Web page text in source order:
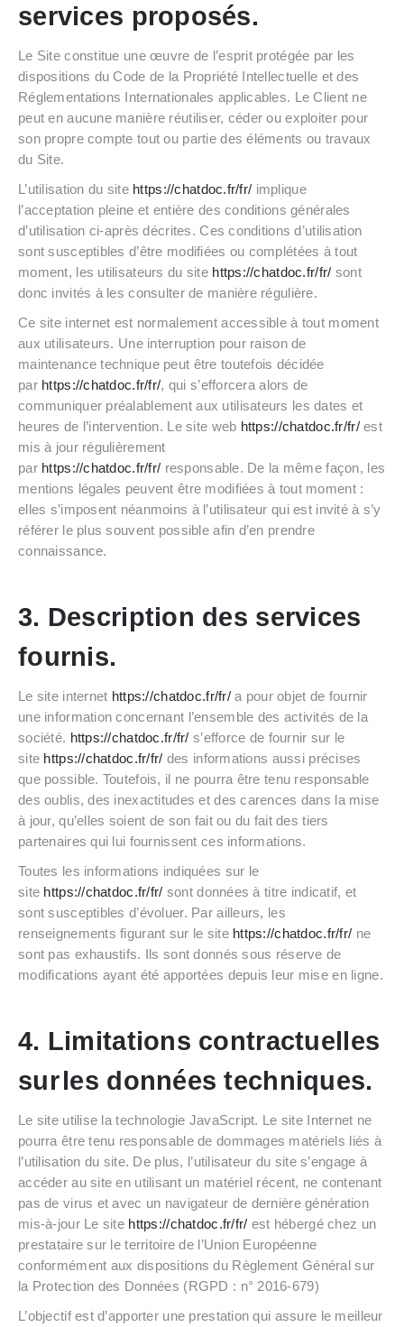
services proposés.
Le Site constitue une œuvre de l’esprit protégée par les
dispositions du Code de la Propriété Intellectuelle et des
Réglementations Internationales applicables. Le Client ne
peut en aucune manière réutiliser, céder ou exploiter pour
son propre compte tout ou partie des éléments ou travaux
du Site.
L’utilisation du site https://chatdoc.fr/fr/ implique
l’acceptation pleine et entière des conditions générales
d’utilisation ci-après décrites. Ces conditions d’utilisation
sont susceptibles d’être modifiées ou complétées à tout
moment, les utilisateurs du site https://chatdoc.fr/fr/ sont
donc invités à les consulter de manière régulière.
Ce site internet est normalement accessible à tout moment
aux utilisateurs. Une interruption pour raison de
maintenance technique peut être toutefois décidée
par https://chatdoc.fr/fr/, qui s’efforcera alors de
communiquer préalablement aux utilisateurs les dates et
heures de l’intervention. Le site web https://chatdoc.fr/fr/est
mis à jour régulièrement
par https://chatdoc.fr/fr/ responsable. De la même façon, les
mentions légales peuvent être modifiées à tout moment :
elles s’imposent néanmoins à l’utilisateur qui est invité à s’y
référer le plus souvent possible afin d’en prendre
connaissance.
3. Description des services
fournis.
Le site internet https://chatdoc.fr/fr/a pour objet de fournir
une information concernant l’ensemble des activités de la
société. https://chatdoc.fr/fr/ s’efforce de fournir sur le
site https://chatdoc.fr/fr/ des informations aussi précises
que possible. Toutefois, il ne pourra être tenu responsable
des oublis, des inexactitudes et des carences dans la mise
à jour, qu’elles soient de son fait ou du fait des tiers
partenaires qui lui fournissent ces informations.
Toutes les informations indiquées sur le
site https://chatdoc.fr/fr/ sont données à titre indicatif, et
sont susceptibles d’évoluer. Par ailleurs, les
renseignements figurant sur le site https://chatdoc.fr/fr/ ne
sont pas exhaustifs. Ils sont donnés sous réserve de
modifications ayant été apportées depuis leur mise en ligne.
4. Limitations contractuelles
surles données techniques.
Le site utilise la technologie JavaScript. Le site Internet ne
pourra être tenu responsable de dommages matériels liés à
l’utilisation du site. De plus, l’utilisateur du site s’engage à
accéder au site en utilisant un matériel récent, ne contenant
pas de virus et avec un navigateur de dernière génération
mis-à-jour Le site https://chatdoc.fr/fr/ est hébergé chez un
prestataire sur le territoire de l’Union Européenne
conformément aux dispositions du Règlement Général sur
la Protection des Données (RGPD : n° 2016-679)
L’objectif est d’apporter une prestation qui assure le meilleur